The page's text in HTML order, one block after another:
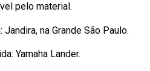
pelo material.
na Grande São Paulo.
Yamaha Lander.